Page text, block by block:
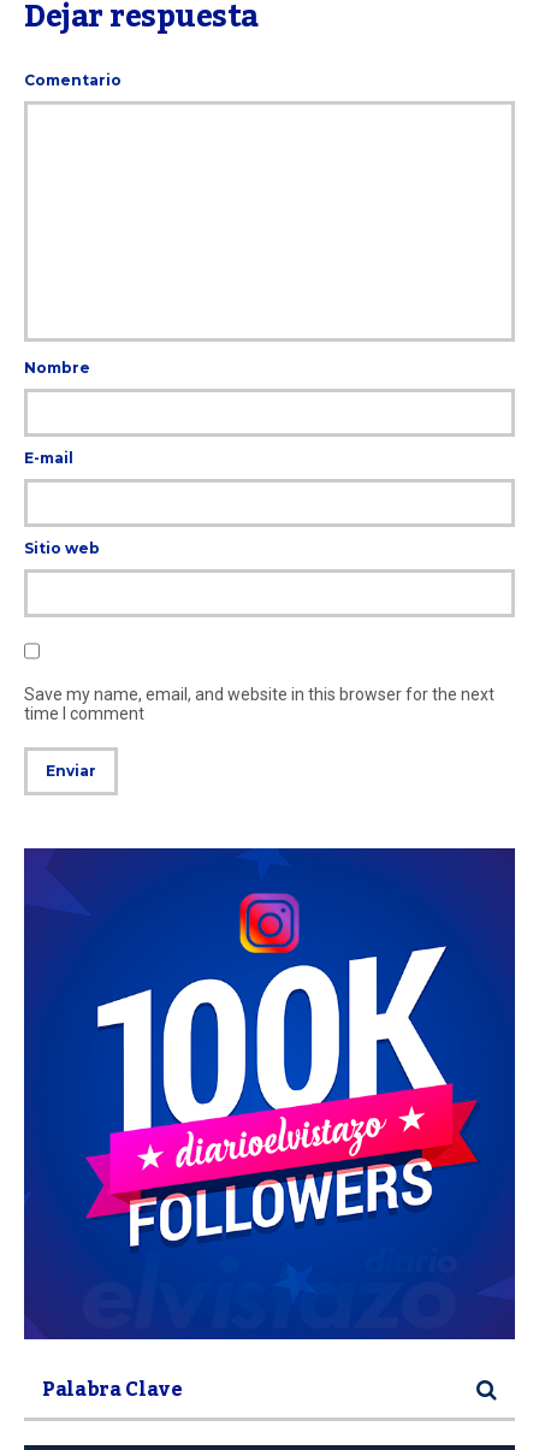
Dejar respuesta
Comentario
Nombre
E-mail
Sitio web
Save my name, email, and website in this browser for the next
time I comment